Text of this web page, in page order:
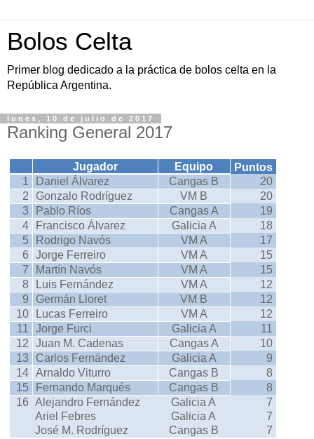
Bolos Celta
Primer blog dedicado a la práctica de bolos celta en la
República Argentina.
lunes, 10 de julio de 2017
Ranking General 2017
Jugador Equipo
Puntos
1
Daniel Álvarez Cangas B
20
2
Gonzalo Rodríguez VM B
20
3
Pablo Ríos Cangas A
19
4
Francisco Álvarez Galicia A
18
5
Rodrigo Navós VM A
17
6
Jorge Ferreiro VM A
15
7
Martín Navós VM A
15
8
Luis Fernández VM A
12
9
Germán Lloret VM B
12
10
Lucas Ferreiro VM A
12
11
Jorge Furci Galicia A
11
12
Juan M. Cadenas Cangas A
10
13
Carlos Fernández Galicia A
9
14
Arnaldo Viturro Cangas B
8
15
Fernando Marqués Cangas B
8
16
Alejandro Fernández Galicia A
7
Ariel Febres
Galicia A
7
José M. Rodríguez
Cangas B 7